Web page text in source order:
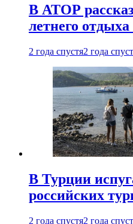
В АТОР
летнего
2 года спустя2 года
В Турции
российских
2 года спустя2 года